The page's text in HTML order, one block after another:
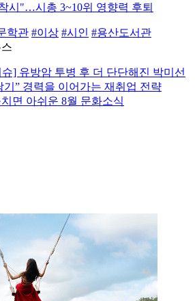
시"…시총 3~10위 영향력 후퇴
학관 #이상 #시인 #용산도서관
] 유방암 투병 후 더 단단해진 박미선
기” 경력을 이어가는 재취업 전략
면 아쉬운 8월 문화소식